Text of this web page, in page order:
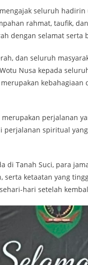
seluruh
rahmat, taufik,
dengan selamat
dan seluruh
Nusa kepada
perjalanan
perjalanan spiritual
di Tanah Suci, para
serta ketaatan yang
hari setelah